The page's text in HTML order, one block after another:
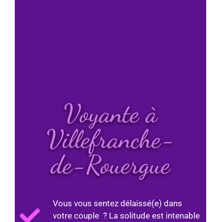
Voyante à
Villefranche-
de-Rouergue
Vous vous sentez délaissé(e) dans
votre couple ? La solitude est intenable